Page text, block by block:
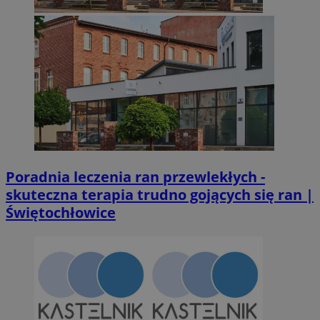
Poradnia leczenia ran przewlekłych -
skuteczna terapia trudno gojących się ran |
Świętochłowice
suid
Simplifi Holdings
Inc.
.simpli.fi
INGRESSCOOKIE
NGINX Inc.
bh.contextweb.com